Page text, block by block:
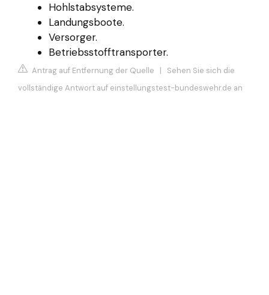
Hohlstabsysteme.
Landungsboote.
Versorger.
Betriebsstofftransporter.
Antrag auf Entfernung der Quelle | Sehen Sie sich die
vollständige Antwort auf einstellungstest-bundeswehr.de an